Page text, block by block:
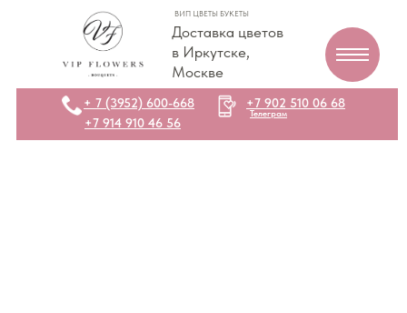
Доставка цветов
в Иркутске,
Москве
ВИП ЦВЕТЫ БУКЕТЫ
+7 914 910 46 56
+7 902 510 06 68
Телеграм
+ 7 (3952) 600-668